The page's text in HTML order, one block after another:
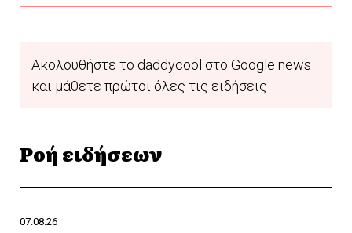
Ακολουθήστε το daddycool στο Google news
και μάθετε πρώτοι όλες τις ειδήσεις
Ροή ειδήσεων
07.08.26